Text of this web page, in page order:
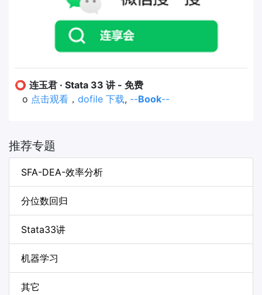
⭕ 连玉君 · Stata 33 讲 - 免费
o 点击观看 ， dofile 下载, --Book--
推荐专题
SFA-DEA-效率分析
分位数回归
Stata33讲
机器学习
其它